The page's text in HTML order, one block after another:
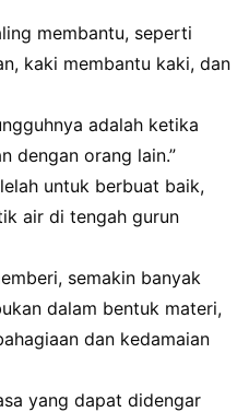
membantu, seperti
kaki membantu kaki, dan
adalah ketika
dengan orang lain.”
untuk berbuat baik,
air di tengah gurun
semakin banyak
dalam bentuk materi,
dan kedamaian
yang dapat didengar